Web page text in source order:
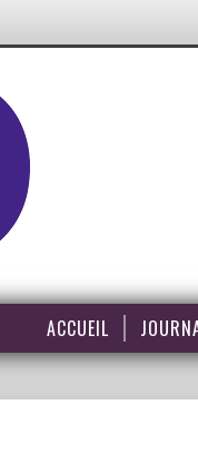
ACCUEIL